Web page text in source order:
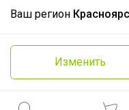
Ваш регион
Изменить
© ООО "Лявита",
Политика